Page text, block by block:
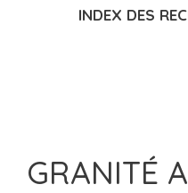
INDEX DES
GRANITÉ